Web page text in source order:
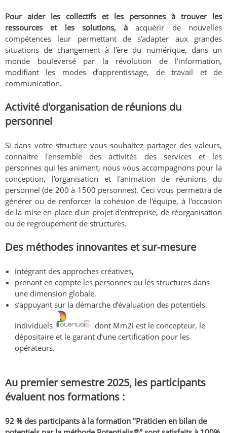
Pour aider les collectifs et les personnes à trouver les
ressources et les solutions, à acquérir de nouvelles
compétences leur permettant de s’adapter aux grandes
situations de changement à l’ère du numérique, dans un
monde bouleversé par la révolution de l’information,
modifiant les modes d’apprentissage, de travail et de
communication.
Activité d'organisation de réunions du
personnel
Si dans votre structure vous souhaitez partager des valeurs,
connaitre l'ensemble des activités des services et les
personnes qui les animent, nous vous accompagnons pour la
conception, l'organisation et l'animation de réunions du
personnel (de 200 à 1500 personnes). Ceci vous permettra de
générer ou de renforcer la cohésion de l'équipe, à l'occasion
de la mise en place d'un projet d'entreprise, de réorganisation
ou de regroupement de structures.
Des méthodes innovantes et sur-mesure
intégrant des approches créatives,
prenant en compte les personnes ou les structures dans
une dimension globale,
s’appuyant sur la démarche d’évaluation des potentiels
individuels
dont Mm2i est le concepteur, le
dépositaire et le garant d’une certification pour les
opérateurs.
Au premier semestre 2025, les participants
évaluent nos formations :
92 % des participants à la formation "Praticien en bilan de